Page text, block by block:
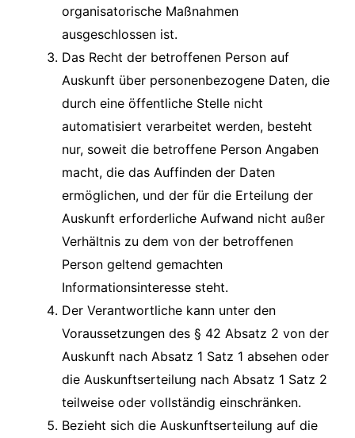
organisatorische Maßnahmen
ausgeschlossen ist.
Das Recht der betroffenen Person auf
Auskunft über personenbezogene Daten, die
durch eine öffentliche Stelle nicht
automatisiert verarbeitet werden, besteht
nur, soweit die betroffene Person Angaben
macht, die das Auffinden der Daten
ermöglichen, und der für die Erteilung der
Auskunft erforderliche Aufwand nicht außer
Verhältnis zu dem von der betroffenen
Person geltend gemachten
Informationsinteresse steht.
Der Verantwortliche kann unter den
Voraussetzungen des § 42 Absatz 2 von der
Auskunft nach Absatz 1 Satz 1 absehen oder
die Auskunftserteilung nach Absatz 1 Satz 2
teilweise oder vollständig einschränken.
Bezieht sich die Auskunftserteilung auf die